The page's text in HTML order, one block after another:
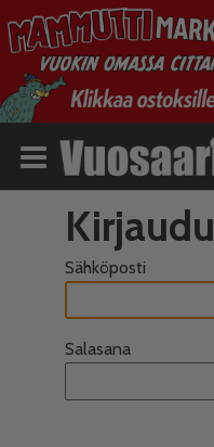
Kirjaudu
Sähköposti
Salasana